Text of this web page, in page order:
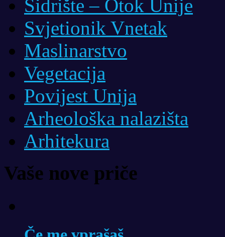
Sidrište – Otok Unije
Svjetionik Vnetak
Maslinarstvo
Vegetacija
Povijest Unija
Arheološka nalazišta
Arhitekura
Vaše nove priče